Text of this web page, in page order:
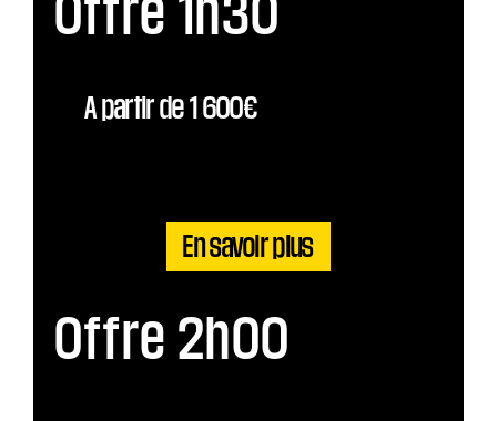
Offre 1h30
A partir de 1 600€
En savoir plus
Offre 2h00